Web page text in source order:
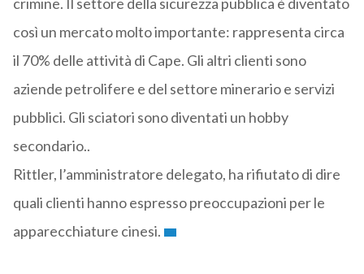
crimine. Il settore della sicurezza pubblica è diventato
così un mercato molto importante: rappresenta circa
il 70% delle attività di Cape. Gli altri clienti sono
aziende petrolifere e del settore minerario e servizi
pubblici. Gli sciatori sono diventati un hobby
secondario..
Rittler, l’amministratore delegato, ha rifiutato di dire
quali clienti hanno espresso preoccupazioni per le
apparecchiature cinesi.